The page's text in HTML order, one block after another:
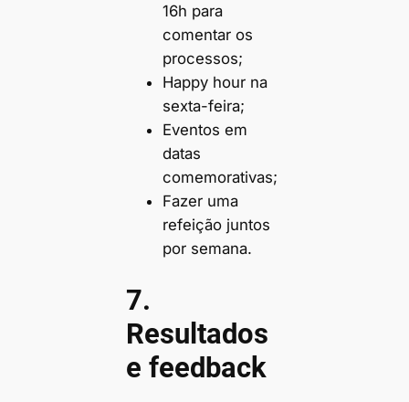
16h para
comentar os
processos;
Happy hour na
sexta-feira;
Eventos em
datas
comemorativas;
Fazer uma
refeição juntos
por semana.
7.
Resultados
e feedback